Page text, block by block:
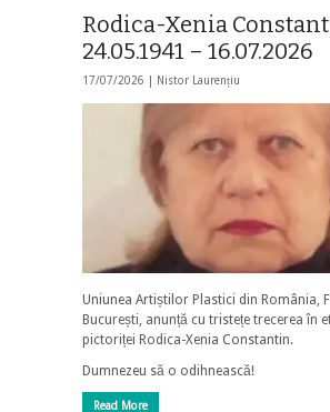
Rodica-Xenia
24.05.1941 – 16.07.2026
17/07/2026 | Nistor Laurențiu
Uniunea Artiștilor Plastici din România,
București, anunță cu tristețe trecerea în
pictoriței Rodica-Xenia Constantin.
Dumnezeu să o odihnească!
Read More